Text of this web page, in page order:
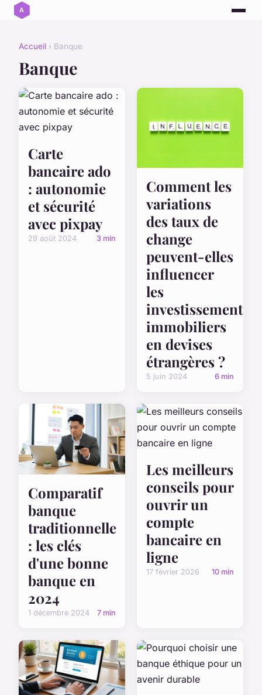
Accueil › Banque
Banque
Carte
bancaire ado
: autonomie
et sécurité
avec pixpay
29 août 2024 3 min
Comment les
variations
des taux de
change
peuvent-elles
influencer
les
investissements
immobiliers
en devises
étrangères ?
5 juin 2024 6 min
Comparatif
banque
traditionnelle
: les clés
d'une bonne
banque en
2024
1 décembre 2024 7 min
Les meilleurs
conseils pour
ouvrir un
compte
bancaire en
ligne
17 février 2026 10 min